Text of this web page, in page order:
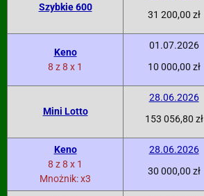
Szybkie 600
31 200,00 zł
Keno
8 z 8 x 1
01.07.2026
10 000,00 zł
Mini Lotto
28.06.2026
153 056,80 zł
Keno
8 z 8 x 1
Mnożnik: x3
28.06.2026
30 000,00 zł